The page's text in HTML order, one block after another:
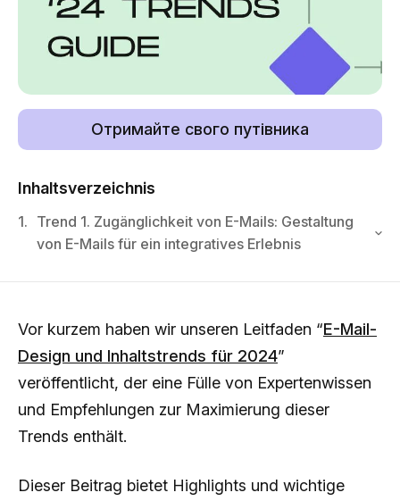
Отримайте свого путівника
Inhaltsverzeichnis
1. Trend 1. Zugänglichkeit von E-Mails: Gestaltung
von E-Mails für ein integratives Erlebnis
Vor kurzem haben wir unseren Leitfaden “E-Mail-
Design und Inhaltstrends für 2024”
veröffentlicht, der eine Fülle von Expertenwissen
und Empfehlungen zur Maximierung dieser
Trends enthält.
Dieser Beitrag bietet Highlights und wichtige